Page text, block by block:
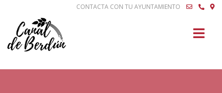
CONTACTA CON TU AYUNTAMIENTO